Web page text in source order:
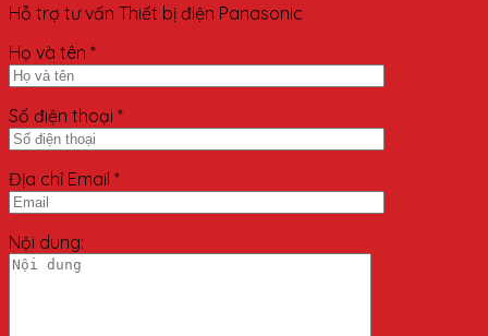
Hỗ trợ tư vấn Thiết bị điện Panasonic
Họ và tên *
Số điện thoại *
Địa chỉ Email *
Nội dung: